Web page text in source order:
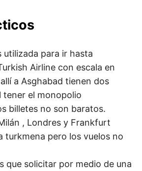
utilizada para ir hasta
Airline con escala en
a Asghabad tienen dos
tener el monopolio
billetes no son baratos.
, Londres y Frankfurt
turkmena pero los vuelos no
que solicitar por medio de una